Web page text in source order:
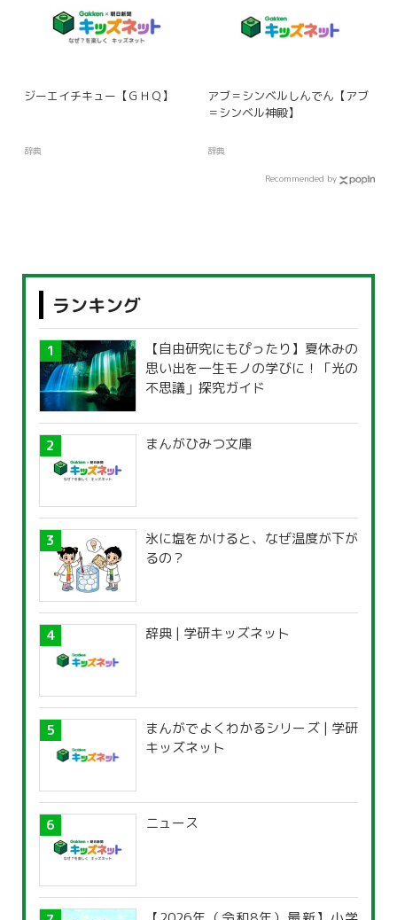
ジーエイチキュー【ＧＨＱ】
辞典
アブ＝シンベルしんでん【アブ
＝シンベル神殿】
辞典
Recommended by
ランキング
【自由研究にもぴったり】夏休みの
思い出を一生モノの学びに！「光の
不思議」探究ガイド
まんがひみつ文庫
氷に塩をかけると、なぜ温度が下が
るの？
辞典 | 学研キッズネット
まんがでよくわかるシリーズ | 学研
キッズネット
ニュース